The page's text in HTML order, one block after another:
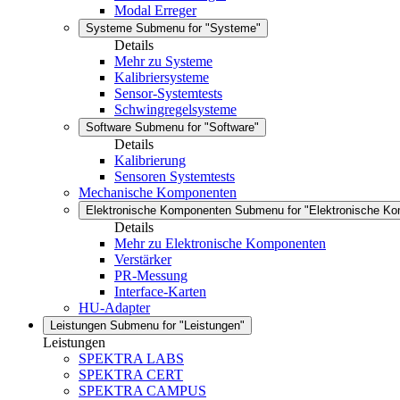
Modal Erreger
Systeme Submenu for "Systeme"
Details
Mehr zu Systeme
Kalibriersysteme
Sensor-Systemtests
Schwingregelsysteme
Software Submenu for "Software"
Details
Kalibrierung
Sensoren Systemtests
Mechanische Komponenten
Elektronische Komponenten Submenu for "Elektronische
Details
Mehr zu Elektronische Komponenten
Verstärker
PR-Messung
Interface-Karten
HU-Adapter
Leistungen Submenu for "Leistungen"
Leistungen
SPEKTRA LABS
SPEKTRA CERT
SPEKTRA CAMPUS